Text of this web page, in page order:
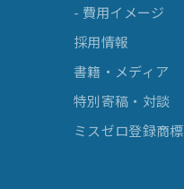
- 費用イメージ
採用情報
書籍・メディア
特別寄稿・対談
ミスゼロ登録商標